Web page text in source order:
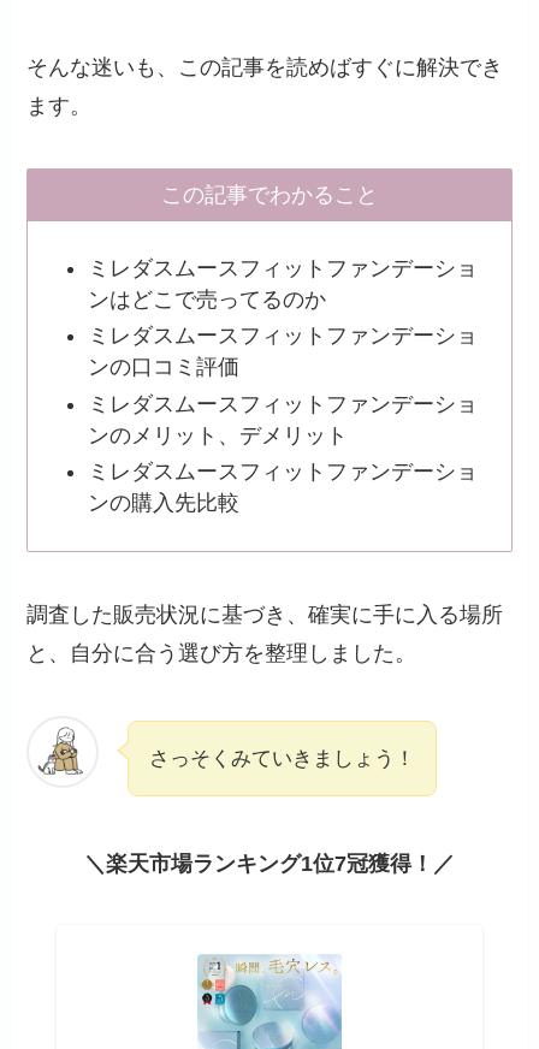
そんな迷いも、この記事を読めばすぐに解決でき
ます。
この記事でわかること
ミレダスムースフィットファンデーショ
ンはどこで売ってるのか
ミレダスムースフィットファンデーショ
ンの口コミ評価
ミレダスムースフィットファンデーショ
ンのメリット、デメリット
ミレダスムースフィットファンデーショ
ンの購入先比較
調査した販売状況に基づき、確実に手に入る場所
と、自分に合う選び方を整理しました。
さっそくみていきましょう！
＼楽天市場ランキング1位7冠獲得！／